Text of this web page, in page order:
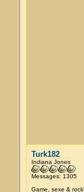
Turk182
Indiana Jones
Messages: 1305
Game, sexe &